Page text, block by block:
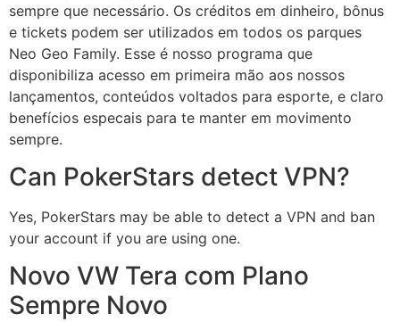
sempre que necessário. Os créditos em dinheiro, bônus
e tickets podem ser utilizados em todos os parques
Neo Geo Family. Esse é nosso programa que
disponibiliza acesso em primeira mão aos nossos
lançamentos, conteúdos voltados para esporte, e claro
benefícios especais para te manter em movimento
sempre.
Can PokerStars detect VPN?
Yes, PokerStars may be able to detect a VPN and ban
your account if you are using one.
Novo VW Tera com Plano
Sempre Novo